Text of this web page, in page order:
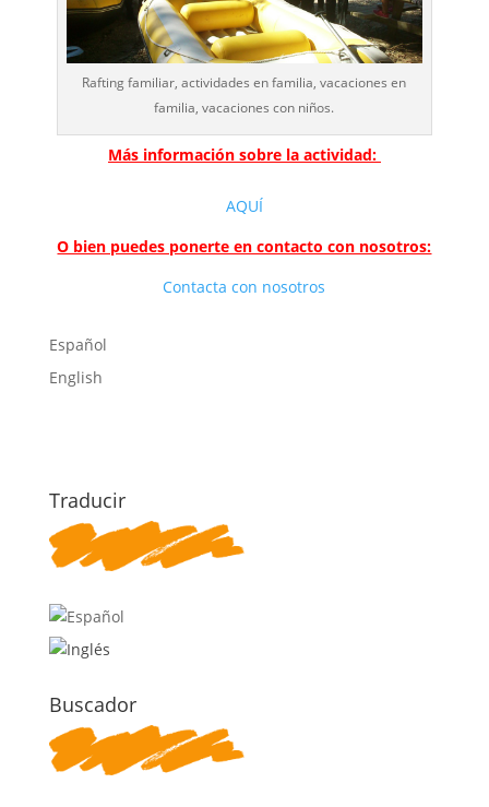
Rafting familiar, actividades en familia, vacaciones en
familia, vacaciones con niños.
Más información sobre la actividad:
AQUÍ
O bien puedes ponerte en contacto con nosotros:
Contacta con nosotros
Español
English
Traducir
Buscador